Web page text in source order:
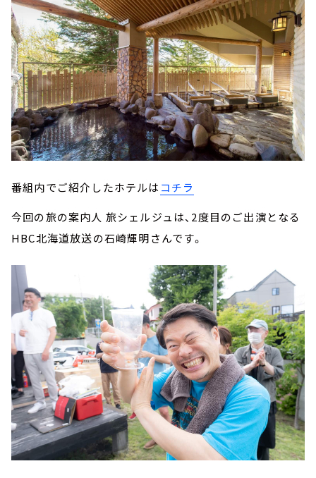
番組内でご紹介したホテルは コチラ
今回の旅の案内人 旅シェルジュは、2度目のご出演となる
HBC北海道放送の石崎輝明さんです。